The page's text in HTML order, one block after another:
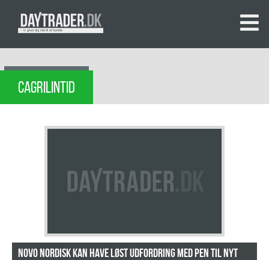
CAGRILINTID
Novo Nordisk kan have løst udfordring med pen til nyt